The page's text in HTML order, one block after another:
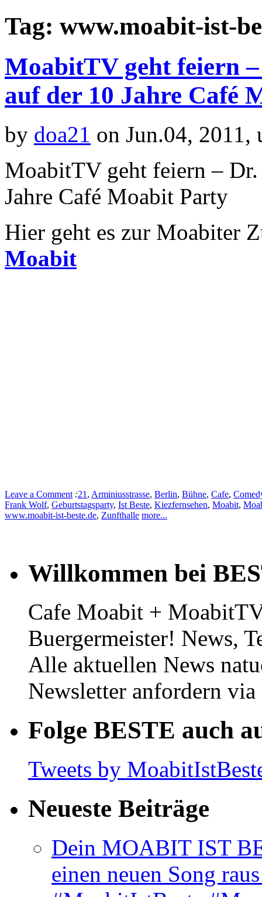
Tag: www.moabit-ist-
MoabitTV geht feiern
auf der 10 Jahre Café
by doa21 on Jun.04, 2011,
MoabitTV geht feiern –
Jahre Café Moabit Party
Hier geht es zur Moabiter
Moabit
Leave a Comment :21 , Arminiusstrasse, Berlin, Bühne, Cafe,
Frank Wolf, Geburtstagsparty, Ist Beste, Kiezfernsehen, Moabit,
www.moabit-ist-beste.de, Zunfthalle more...
Willkommen bei
Cafe Moabit +
Buergermeister! News,
Alle aktuellen News
Newsletter anfordern
Folge BESTE auch
Tweets by
Neueste Beiträge
Dein MOABIT IST
einen neuen Song